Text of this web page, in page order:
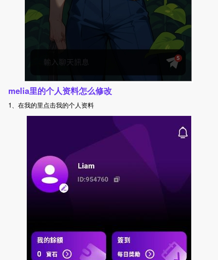
melia里的个人资料怎么修改
1、在我的里点击我的个人资料